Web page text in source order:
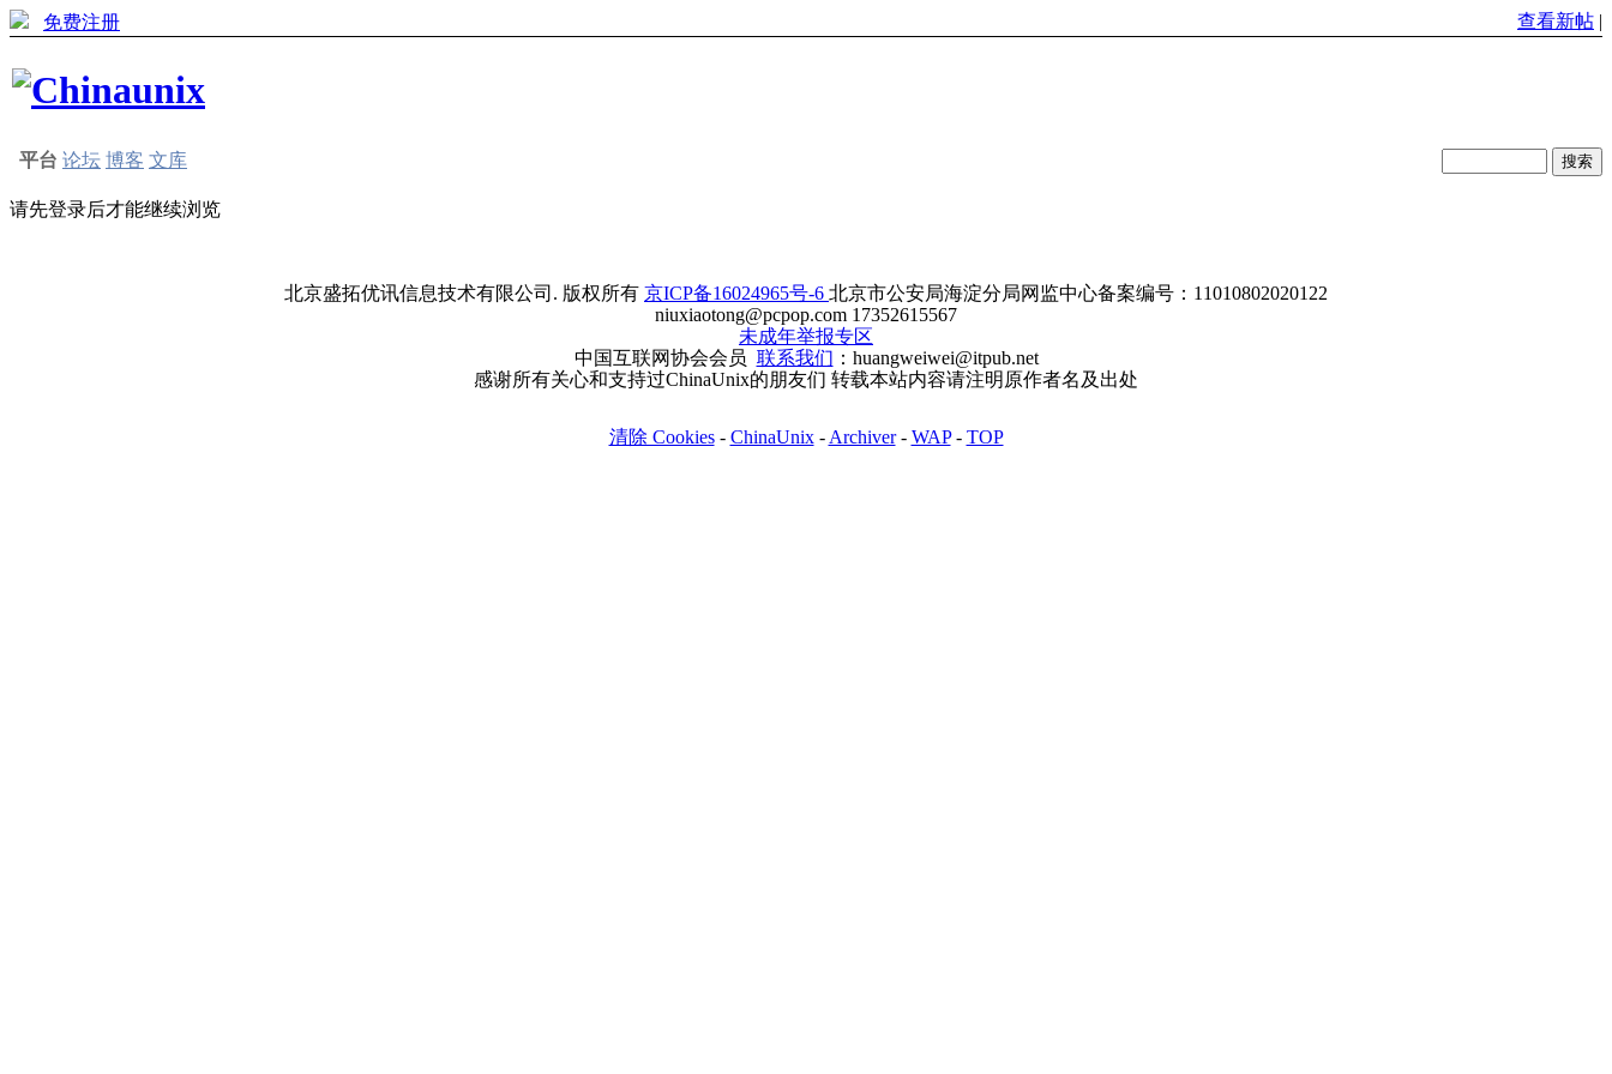
免费注册 查看新帖 |
平台 论坛 博客 文库
请先登录后才能继续浏览
北京盛拓优讯信息技术有限公司. 版权所有 京ICP备16024965号-6 北京市公安局海淀分局网监中心备案编号：11010802020122
niuxiaotong@pcpop.com 17352615567
未成年举报专区
中国互联网协会会员 联系我们 ：huangweiwei@itpub.net
感谢所有关心和支持过ChinaUnix的朋友们 转载本站内容请注明原作者名及出处
清除 Cookies- ChinaUnix- Archiver- WAP- TOP